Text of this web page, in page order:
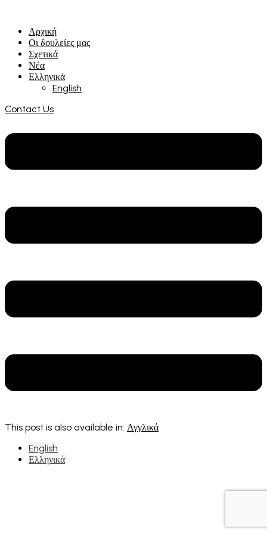
Αρχική
Οι δουλείες μας
Σχετικά
Νέα
Ελληνικά
English
Contact Us
This post is also available in: Αγγλικά
English
Ελληνικά